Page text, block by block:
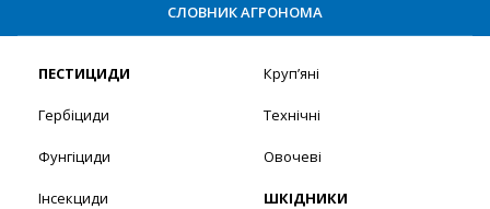
СЛОВНИК АГРОНОМА
ПЕСТИЦИДИ
Гербіциди
Фунгіциди
Інсекциди
Круп’яні
Технічні
Овочеві
ШКІДНИКИ